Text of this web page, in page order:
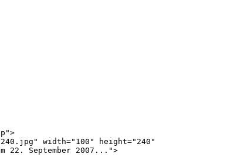
width="100" height="240"
22. September 2007...">